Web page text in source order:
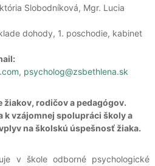
Slobodníková, Mgr. Lucia
dohody, 1. poschodie, kabinet
, psycholog@zsbethlena.sk
žiakov, rodičov a pedagógov.
vzájomnej spolupráci školy a
na školskú úspešnosť žiaka.
v škole odborné psychologické